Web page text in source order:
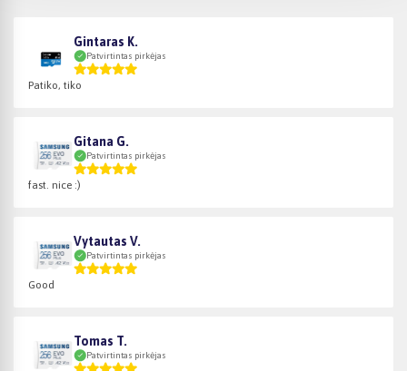
Gintaras K.
Patvirtintas pirkėjas
Patiko, tiko
Gitana G.
Patvirtintas pirkėjas
fast. nice :)
Vytautas V.
Patvirtintas pirkėjas
Good
Tomas T.
Patvirtintas pirkėjas